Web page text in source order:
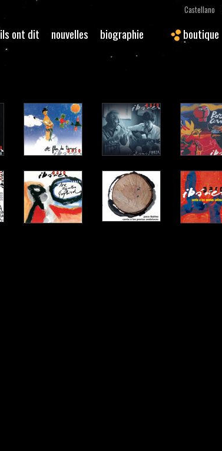
ils ont dit nouvelles biographie boutique
Castellano